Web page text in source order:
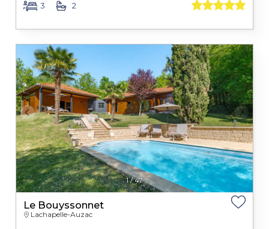
3 2
1/47
Le Bouyssonnet
Lachapelle-Auzac